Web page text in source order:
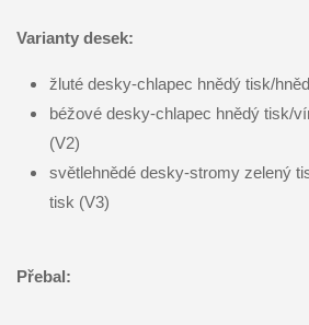
Varianty desek:
žluté desky-chlapec hnědý tisk/
béžové desky-chlapec hnědý tisk/
(V2)
světlehnědé desky-stromy zelený
tisk (V3)
Přebal: